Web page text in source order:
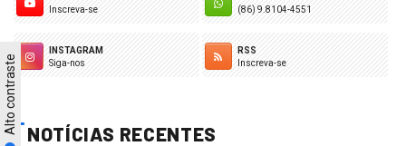
Alto contraste
Inscreva-se
(86) 9.8104-4551
INSTAGRAM
Siga-nos
RSS
Inscreva-se
NOTÍCIAS RECENTES